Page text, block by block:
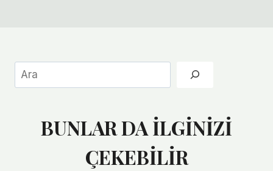
BUNLAR DA İLGİNİZİ
ÇEKEBİLİR